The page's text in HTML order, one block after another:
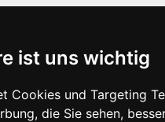
ist uns wichtig
Cookies und Targeting
die Sie sehen,